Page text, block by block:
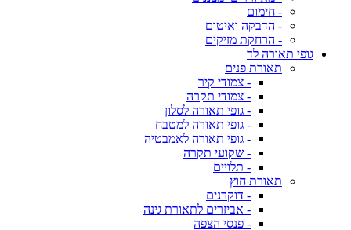
- חימום
- הדבקה ואיטום
- הרחקת מזיקים
גופי תאורה לד
תאורת פנים
- צמודי קיר
- צמודי תקרה
- גופי תאורה לסלון
- גופי תאורה למטבח
- גופי תאורה לאמבטיה
- שקועי תקרה
- תלויים
תאורת חוץ
- דוקרנים
- אביזרים לתאורת גינה
- פנסי הצפה